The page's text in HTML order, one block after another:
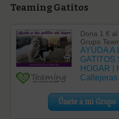
Teaming Gatitos